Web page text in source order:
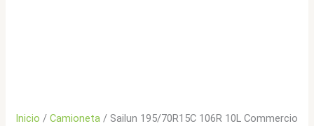
Inicio /Camioneta / Sailun 195/70R15C 106R 10L Commercio